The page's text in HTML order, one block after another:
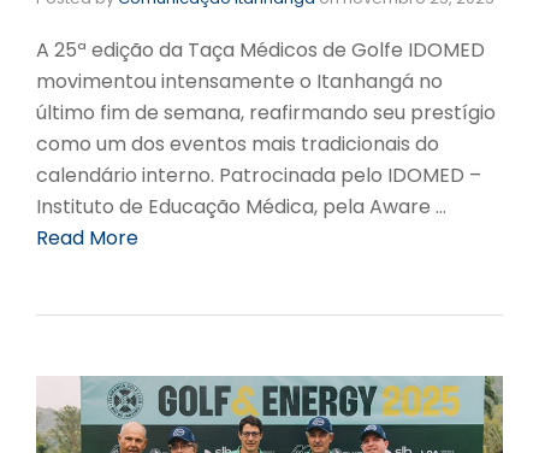
A 25ª edição da Taça Médicos de Golfe IDOMED
movimentou intensamente o Itanhangá no
último fim de semana, reafirmando seu prestígio
como um dos eventos mais tradicionais do
calendário interno. Patrocinada pelo IDOMED –
Instituto de Educação Médica, pela Aware …
Read More